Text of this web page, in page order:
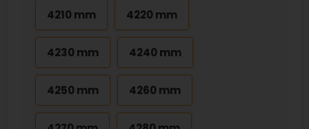
4210 mm 4220 mm
4230 mm 4240 mm
4250 mm 4260 mm